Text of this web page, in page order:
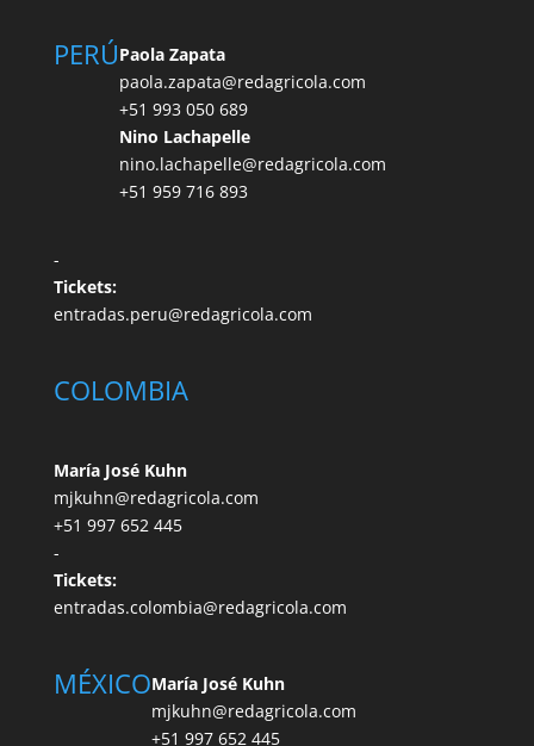
PERÚPaola Zapata
paola.zapata@redagricola.com
+51 993 050 689
Nino Lachapelle
nino.lachapelle@redagricola.com
+51 959 716 893
-
Tickets:
entradas.peru@redagricola.com
COLOMBIA
María José Kuhn
mjkuhn@redagricola.com
+51 997 652 445
-
Tickets:
entradas.colombia@redagricola.com
MÉXICOMaría José Kuhn
mjkuhn@redagricola.com
+51 997 652 445